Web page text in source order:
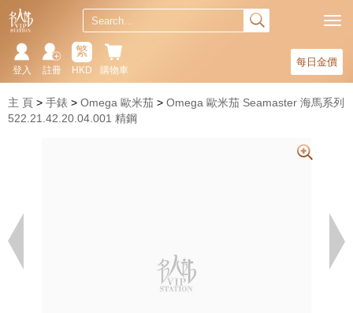
每日金價
購物車
繁
HKD
註冊
登入
主 頁 手錶 Omega 歐米茄
Omega 歐米茄 Seamaster 海馬系列
522.21.42.20.04.001 精鋼